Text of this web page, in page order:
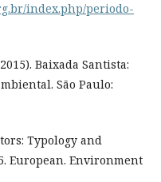
index.php/periodo-
Baixada Santista:
São Paulo:
Typology and
European. Environment